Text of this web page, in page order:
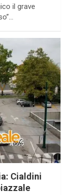
il grave
Cialdini